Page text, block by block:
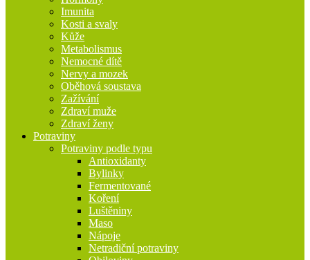
Imunita
Kosti a svaly
Kůže
Metabolismus
Nemocné dítě
Nervy a mozek
Oběhová soustava
Zažívání
Zdraví muže
Zdraví ženy
Potraviny
Potraviny podle typu
Antioxidanty
Bylinky
Fermentované
Koření
Luštěniny
Maso
Nápoje
Netradiční potraviny